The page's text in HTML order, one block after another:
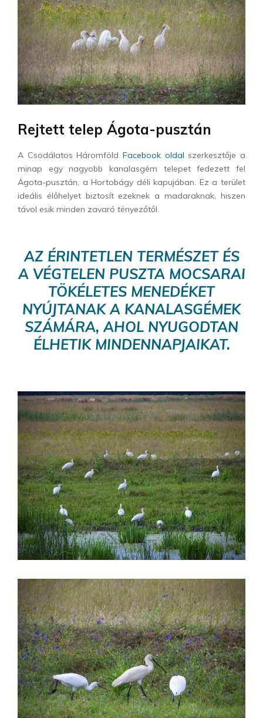
Rejtett telep Ágota-pusztán
A Csodálatos Háromföld Facebook oldal szerkesztője a
minap egy nagyobb kanalasgém telepet fedezett fel
Ágota-pusztán, a Hortobágy déli kapujában. Ez a terület
ideális élőhelyet biztosít ezeknek a madaraknak, hiszen
távol esik minden zavaró tényezőtől.
AZ ÉRINTETLEN TERMÉSZET ÉS
A VÉGTELEN PUSZTA MOCSARAI
TÖKÉLETES MENEDÉKET
NYÚJTANAK A KANALASGÉMEK
SZÁMÁRA, AHOL NYUGODTAN
ÉLHETIK MINDENNAPJAIKAT.